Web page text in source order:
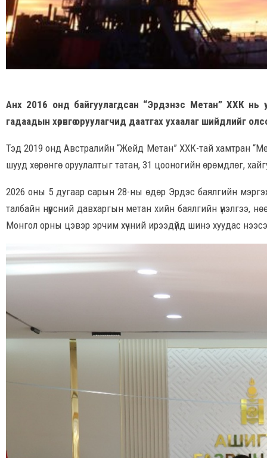
Анх 2016 онд байгуулагдсан “Эрдэнэс Метан” ХХК нь
гадаадын хөрөнгө оруулагчид даатгах ухаалаг шийдлийг
Тэд 2019 онд Австралийн “Жейд Метан” ХХК-тай хамтран
шууд хөрөнгө оруулалтыг татан, 31 цооногийн өрөмдлөг,
2026 оны 5 дугаар сарын 28-ны өдөр Эрдэс баялгийн
талбайн нүүрсний давхаргын метан хийн баялгийн үнэлгээ,
Монгол орны цэвэр эрчим хүчний ирээдүйд шинэ хуудас